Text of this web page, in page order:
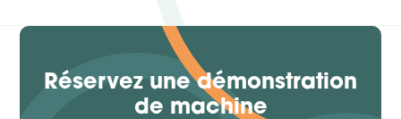
Réservez une démonstration
de machine